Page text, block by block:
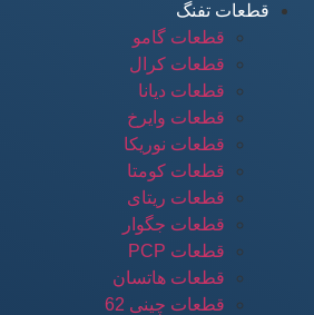
قطعات تفنگ
قطعات گامو
قطعات کرال
قطعات دیانا
قطعات وایرخ
قطعات نوریکا
قطعات کومتا
قطعات ریتای
قطعات جگوار
قطعات PCP
قطعات هاتسان
قطعات چینی 62